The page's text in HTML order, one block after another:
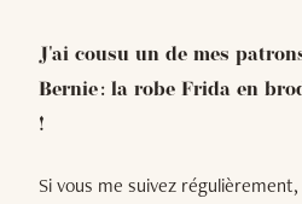
J'ai cousu un de mes
Bernie : la robe Frida en
!
Si vous me suivez